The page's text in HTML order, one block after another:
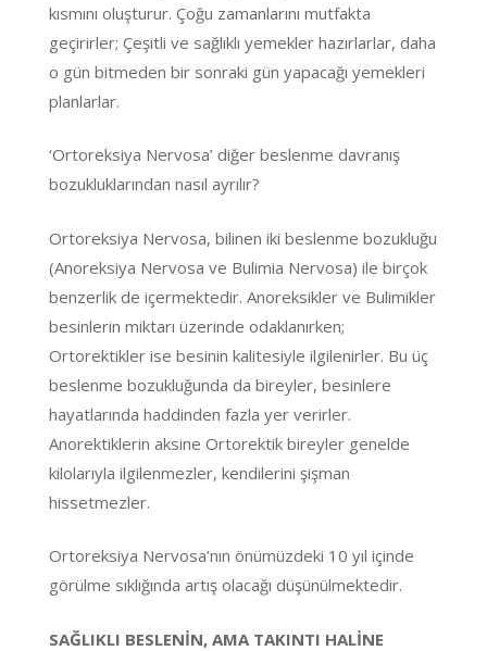
kısmını oluşturur. Çoğu zamanlarını mutfakta
geçirirler; Çeşitli ve sağlıklı yemekler hazırlarlar, daha
o gün bitmeden bir sonraki gün yapacağı yemekleri
planlarlar.
‘Ortoreksiya Nervosa’ diğer beslenme davranış
bozukluklarından nasıl ayrılır?
Ortoreksiya Nervosa, bilinen iki beslenme bozukluğu
(Anoreksiya Nervosa ve Bulimia Nervosa) ile birçok
benzerlik de içermektedir. Anoreksikler ve Bulimikler
besinlerin miktarı üzerinde odaklanırken;
Ortorektikler ise besinin kalitesiyle ilgilenirler. Bu üç
beslenme bozukluğunda da bireyler, besinlere
hayatlarında haddinden fazla yer verirler.
Anorektiklerin aksine Ortorektik bireyler genelde
kilolarıyla ilgilenmezler, kendilerini şişman
hissetmezler.
Ortoreksiya Nervosa’nın önümüzdeki 10 yıl içinde
görülme sıklığında artış olacağı düşünülmektedir.
SAĞLIKLI BESLENİN, AMA TAKINTI HALİNE